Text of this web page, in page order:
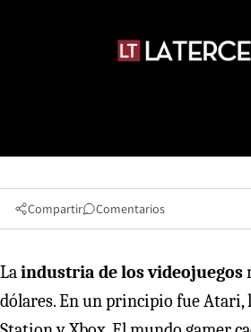
Compartir Comentarios
Laindustria de los videojuegos
dólares. En un principio fue Atari,